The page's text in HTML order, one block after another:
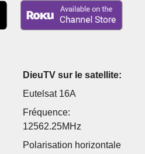
DieuTV sur le satellite:
Eutelsat 16A
Fréquence:
12562.25MHz
Polarisation horizontale